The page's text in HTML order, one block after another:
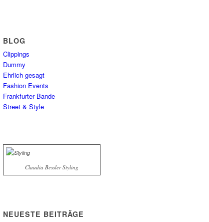
BLOG
Clippings
Dummy
Ehrlich gesagt
Fashion Events
Frankfurter Bande
Street & Style
Claudia Bessler Styling
NEUESTE BEITRÄGE